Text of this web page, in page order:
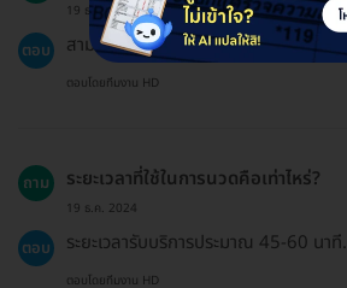
19 ธ.ค. 2024
ตอบ สามารถชำระเงินผ่านบัตรเครดิตหรือโอ
ตอบโดยทีมงาน HD
ถาม ระยะเวลาที่ใช้ในการนวดคือเท่าไหร่?
19 ธ.ค. 2024
ตอบ ระยะเวลารับบริการประมาณ 45-60 นาที.
ตอบโดยทีมงาน HD